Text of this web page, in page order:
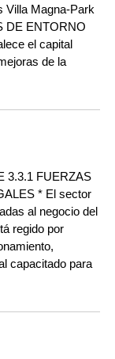
Villa Magna-Park
DE ENTORNO
el capital
de la
3.3.1 FUERZAS
* El sector
al negocio del
regido por
capacitado para